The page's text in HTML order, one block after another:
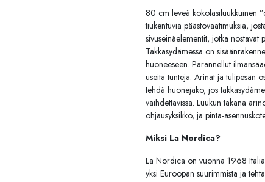
80 cm leveä kokolasiluukkuinen
tiukentuvia päästövaatimuksia,
sivuseinäelementit, jotka nostavat
Takkasydämessä on
huoneeseen. Parannellut
useita tunteja. Arinat ja tulipesän
tehdä huonejako, jos
vaihdettavissa. Luukun takana
ohjausyksikkö, ja pinta-
Miksi La Nordica?
La Nordica on vuonna 1968
yksi Euroopan suurimmista ja